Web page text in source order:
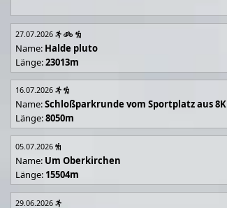
27.07.2026
Name: Halde pluto
Länge:23013m
16.07.2026
Name:Schloßparkrunde vom Sportplatz aus 8K
Länge:8050m
05.07.2026
Name: Um Oberkirchen
Länge: 15504m
29.06.2026